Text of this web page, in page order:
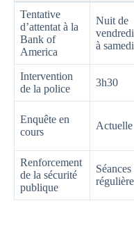
Tentative
d’attentat à la
Bank of
America
Nuit de
vendredi
à samedi
Intervention
de la police
3h30
Enquête en
cours
Actuelle
Renforcement
de la sécurité
publique
Séances